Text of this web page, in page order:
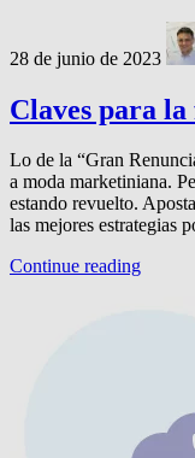
28 de junio de 2023
Claves para
Lo de la “Gran
a moda marketiniana.
estando revuelto.
las mejores estrategias
Continue reading